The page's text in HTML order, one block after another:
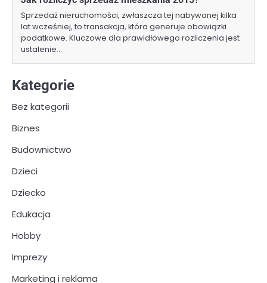
Sprzedaż nieruchomości, zwłaszcza tej nabywanej kilka
lat wcześniej, to transakcja, która generuje obowiązki
podatkowe. Kluczowe dla prawidłowego rozliczenia jest
ustalenie…
Kategorie
Bez kategorii
Biznes
Budownictwo
Dzieci
Dziecko
Edukacja
Hobby
Imprezy
Marketing i reklama